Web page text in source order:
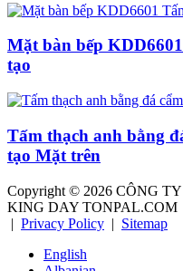
Mặt bàn bếp
tạo
Tấm thạch anh bằng
tạo Mặt trên
Copyright © 2026 CÔNG
KING DAY TONPAL.COM
| Privacy Policy | Sitemap
English